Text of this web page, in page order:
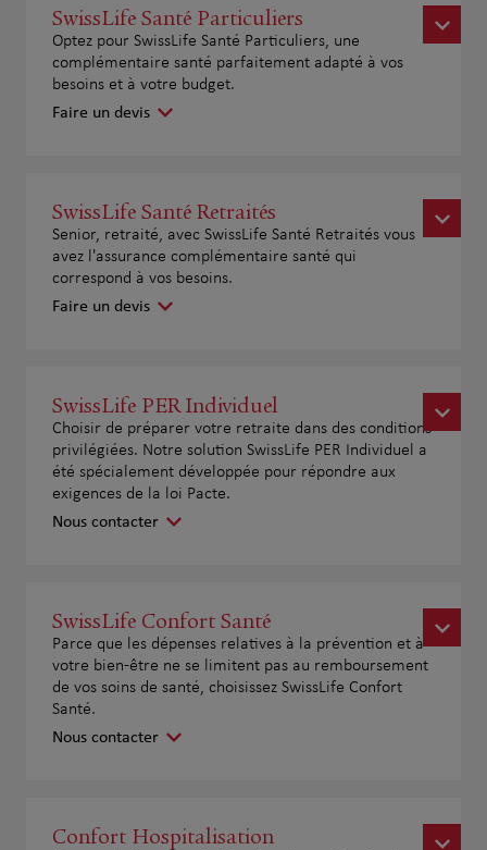
SwissLife Santé Particuliers
Optez pour SwissLife Santé Particuliers, une
complémentaire santé parfaitement adapté à vos
besoins et à votre budget.
Faire un devis
SwissLife Santé Retraités
Senior, retraité, avec SwissLife Santé Retraités vous
avez l'assurance complémentaire santé qui
correspond à vos besoins.
Faire un devis
SwissLife PER Individuel
Choisir de préparer votre retraite dans des conditions
privilégiées. Notre solution SwissLife PER Individuel a
été spécialement développée pour répondre aux
exigences de la loi Pacte.
Nous contacter
SwissLife Confort Santé
Parce que les dépenses relatives à la prévention et à
votre bien-être ne se limitent pas au remboursement
de vos soins de santé, choisissez SwissLife Confort
Santé.
Nous contacter
Confort Hospitalisation